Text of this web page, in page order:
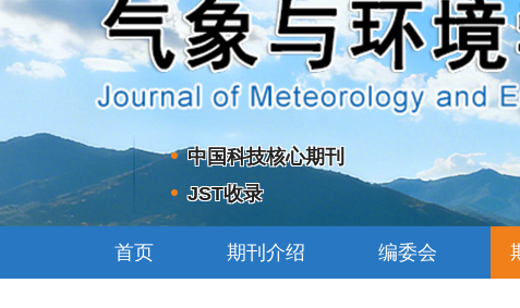
中国科技核心期刊
JST收录
首页 期刊介绍 编委会